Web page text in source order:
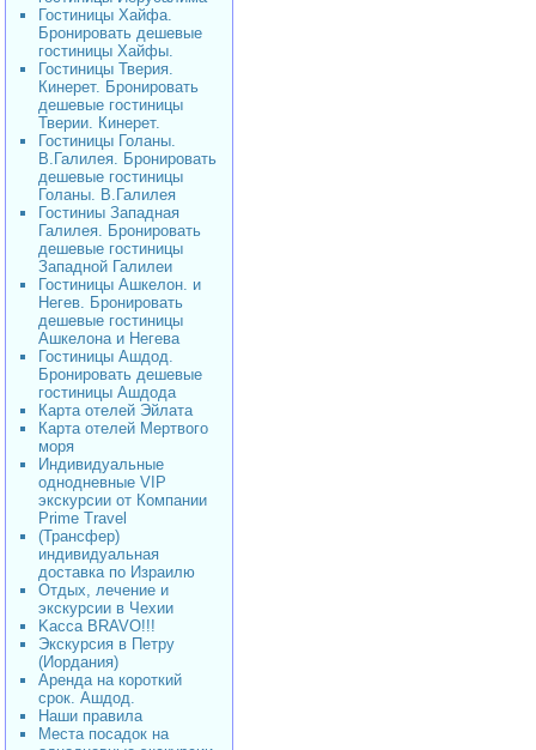
Гостиницы Хайфа.
Бронировать дешевые
гостиницы Хайфы.
Гостиницы Тверия.
Кинерет. Бронировать
дешевые гостиницы
Тверии. Кинерет.
Гостиницы Голаны.
В.Галилея. Бронировать
дешевые гостиницы
Голаны. В.Галилея
Гостиниы Западная
Галилея. Бронировать
дешевые гостиницы
Западной Галилеи
Гостиницы Ашкелон. и
Негев. Бронировать
дешевые гостиницы
Ашкелона и Негева
Гостиницы Ашдод.
Бронировать дешевые
гостиницы Ашдода
Карта отелей Эйлата
Карта отелей Мертвого
моря
Индивидуальные
однодневные VIP
экскурсии от Компании
Prime Travel
(Трансфер)
индивидуальная
доставка по Израилю
Отдых, лечение и
экскурсии в Чехии
Kacca BRAVO!!!
Экскурсия в Петру
(Иордания)
Аренда на короткий
срок. Ашдод.
Наши правила
Места посадок на